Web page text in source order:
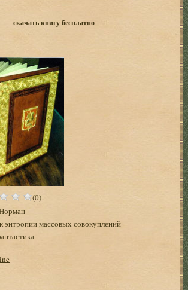
скачать книгу бесплатно
(0)
энтропии массовых совокуплений